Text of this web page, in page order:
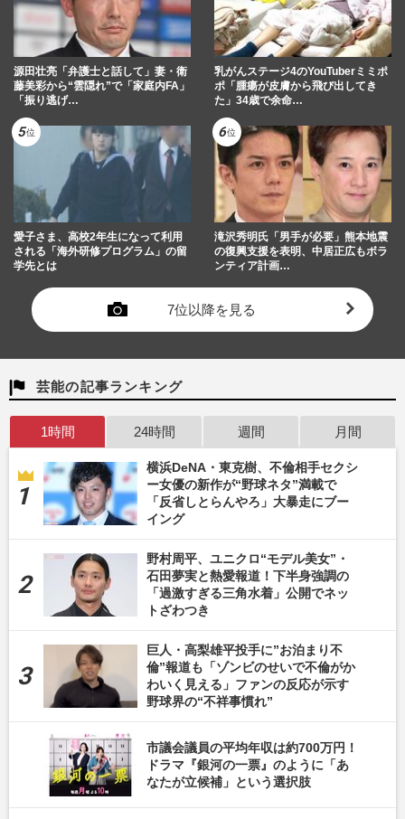
源田壮亮「弁護士と話して」妻・衛
藤美彩から“雲隠れ”で「家庭内FA」
「振り逃げ…
乳がんステージ4のYouTuberミミポ
ポ「腫瘍が皮膚から飛び出してき
た」34歳で余命…
愛子さま、高校2年生になって利用
される「海外研修プログラム」の留
学先とは
滝沢秀明氏「男手が必要」熊本地震
の復興支援を表明、中居正広もボラ
ンティア計画…
7位以降を見る
芸能の記事ランキング
1時間 24時間 週間 月間
横浜DeNA・東克樹、不倫相手セクシ
ー女優の新作が“野球ネタ”満載で
「反省しとらんやろ」大暴走にブー
イング
野村周平、ユニクロ“モデル美女”・
石田夢実と熱愛報道！下半身強調の
「過激すぎる三角水着」公開でネッ
トざわつき
巨人・高梨雄平投手に”お泊まり不
倫”報道も「ゾンビのせいで不倫がか
わいく見える」ファンの反応が示す
野球界の“不祥事慣れ”
市議会議員の平均年収は約700万円！
ドラマ『銀河の一票』のように「あ
なたが立候補」という選択肢